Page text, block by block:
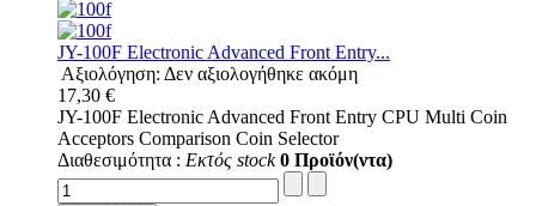
JY-100F Electronic Advanced Front Entry...
Αξιολόγηση: Δεν αξιολογήθηκε ακόμη
17,30 €
JY-100F Electronic Advanced Front Entry CPU Multi Coin
Acceptors Comparison Coin Selector
Διαθεσιμότητα : Εκτός stock 0 Προϊόν(ντα)